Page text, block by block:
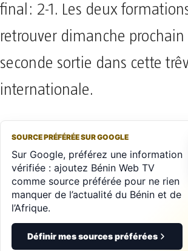
final: 2-1. Les deux
retrouver dimanche
seconde sortie dans cette
internationale.
SOURCE PRÉFÉRÉE SUR GOOGLE
Sur Google, préférez une information
vérifiée : ajoutez Bénin Web TV
comme source préférée pour ne rien
manquer de l’actualité du Bénin et de
l’Afrique.
Définir mes sources préférées